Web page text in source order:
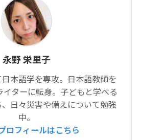
永野 栄里子
本語学を専攻。日本語教師を
ターに転身。子どもと学べる
日々災害や備えについて勉強
中。
ロフィールはこちら